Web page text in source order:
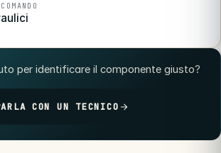
per identificare il componente giusto?
CON UN TECNICO